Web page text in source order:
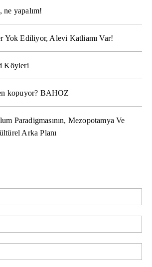
ne yapalım!
Yok Ediliyor, Alevi Katliamı Var!
Köyleri
kopuyor? BAHOZ
Paradigmasının, Mezopotamya Ve
Arka Planı